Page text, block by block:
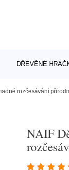
DŘEVĚNÉ
rozčesávání
NAIF